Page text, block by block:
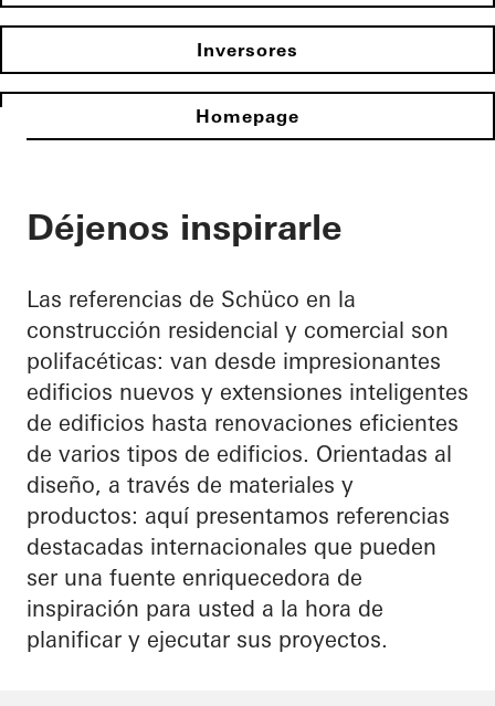
Inversores
Homepage
Déjenos inspirarle
Las referencias de Schüco en la
construcción residencial y comercial son
polifacéticas: van desde impresionantes
edificios nuevos y extensiones inteligentes
de edificios hasta renovaciones eficientes
de varios tipos de edificios. Orientadas al
diseño, a través de materiales y
productos: aquí presentamos referencias
destacadas internacionales que pueden
ser una fuente enriquecedora de
inspiración para usted a la hora de
planificar y ejecutar sus proyectos.